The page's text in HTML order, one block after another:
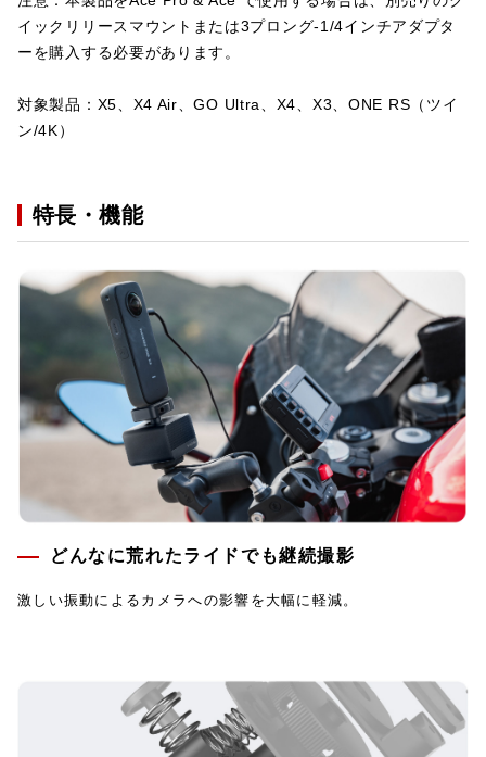
イックリリースマウントまたは3プロング-1/4インチアダプタ
ーを購入する必要があります。
対象製品：X5、X4 Air、GO Ultra、X4、X3、ONE RS（ツイ
ン/4K）
特長・機能
どんなに荒れたライドでも継続撮影
激しい振動によるカメラへの影響を大幅に軽減。